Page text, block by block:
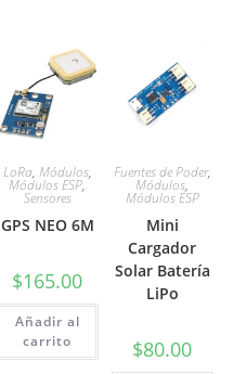
LoRa, Módulos,
Módulos ESP,
Sensores
GPS NEO 6M
$165.00
Añadir al
carrito
Fuentes de Poder,
Módulos,
Módulos ESP
Mini
Cargador
Solar Batería
LiPo
$80.00